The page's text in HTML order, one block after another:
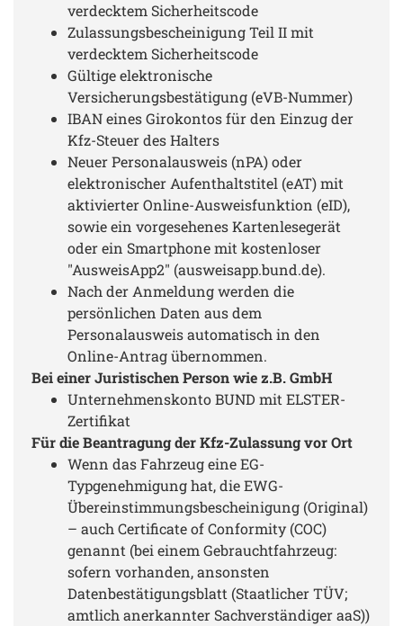
verdecktem Sicherheitscode
Zulassungsbescheinigung Teil II mit
verdecktem Sicherheitscode
Gültige elektronische
Versicherungsbestätigung (eVB-Nummer)
IBAN eines Girokontos für den Einzug der
Kfz-Steuer des Halters
Neuer Personalausweis (nPA) oder
elektronischer Aufenthaltstitel (eAT) mit
aktivierter Online-Ausweisfunktion (eID),
sowie ein vorgesehenes Kartenlesegerät
oder ein Smartphone mit kostenloser
"AusweisApp2" (ausweisapp.bund.de).
Nach der Anmeldung werden die
persönlichen Daten aus dem
Personalausweis automatisch in den
Online-Antrag übernommen.
Bei einer Juristischen Person wie z.B. GmbH
Unternehmenskonto BUND mit ELSTER-
Zertifikat
Für die Beantragung der Kfz-Zulassung vor Ort
Wenn das Fahrzeug eine EG-
Typgenehmigung hat, die EWG-
Übereinstimmungsbescheinigung (Original)
– auch Certificate of Conformity (COC)
genannt (bei einem Gebrauchtfahrzeug:
sofern vorhanden, ansonsten
Datenbestätigungsblatt (Staatlicher TÜV;
amtlich anerkannter Sachverständiger aaS))